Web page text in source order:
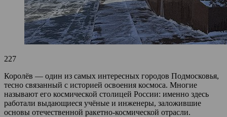
227
Королёв — один из самых интересных городов Подмосковья,
тесно связанный с историей освоения космоса. Многие
называют его космической столицей России: именно здесь
работали выдающиеся учёные и инженеры, заложившие
основы отечественной ракетно‑космической отрасли.